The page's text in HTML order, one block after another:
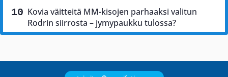
Kovia väitteitä MM-kisojen parhaaksi valitun
Rodrin siirrosta – jymypaukku tulossa?